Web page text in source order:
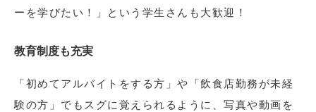
ーを学びたい！」という学生さんも大歓迎！
教育制度も充実
「初めてアルバイトをする方」や「飲食店勤務が未経
験の方」でもスグに覚えられるように、写真や動画を